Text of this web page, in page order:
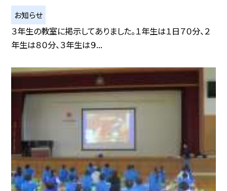
お知らせ
３年生の教室に掲示してありました。１年生は１日７０分、２
年生は８０分、３年生は９...